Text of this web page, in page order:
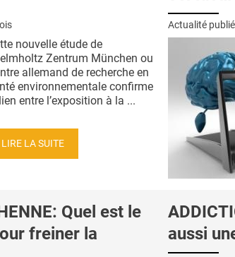
nouvelle étude de
Zentrum München ou
allemand de recherche en
environnementale confirme
entre l’exposition à la ...
LIRE LA SUITE
Actualité
Quel est le
freiner la
aussi